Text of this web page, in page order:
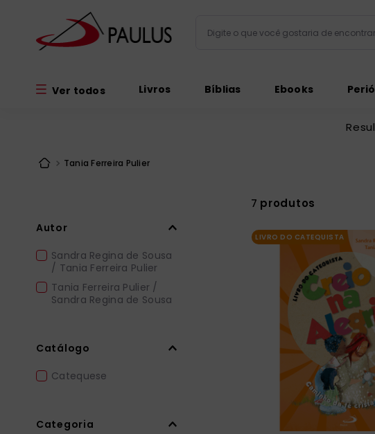
Ver todos Livros Bíblias Ebooks
Tania Ferreira Pulier
Autor
Sandra Regina de Sousa
/ Tania Ferreira Pulier
Tania Ferreira Pulier /
Sandra Regina de Sousa
Catálogo
Catequese
Categoria
7 produtos
LIVRO DO CATEQUISTA
bíblia jerusalém
patristica
biblia pastoral
bíblia ave maria